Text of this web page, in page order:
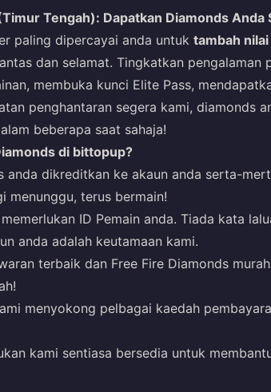
Tengah): Dapatkan Diamonds
paling dipercayai anda untuk tambah
dan selamat. Tingkatkan pengalaman
membuka kunci Elite Pass,
penghantaran segera kami, diamonds
beberapa saat sahaja!
di bittopup?
anda dikreditkan ke akaun anda serta-
menunggu, terus bermain!
ID Pemain anda. Tiada kata
anda adalah keutamaan kami.
terbaik dan Free Fire Diamonds
menyokong pelbagai kaedah
kami sentiasa bersedia untuk